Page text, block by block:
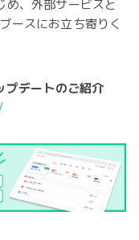
め、外部サービスと
ースにお立ち寄りく
デートのご紹介